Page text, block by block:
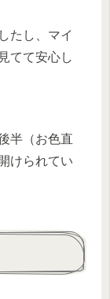
たし、マイ
てて安心し
半（お色直
けられてい